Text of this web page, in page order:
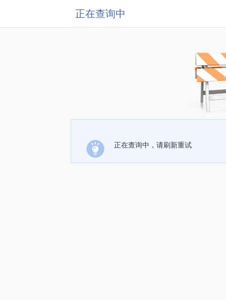
正在查询中
正在查询中，请刷新重试